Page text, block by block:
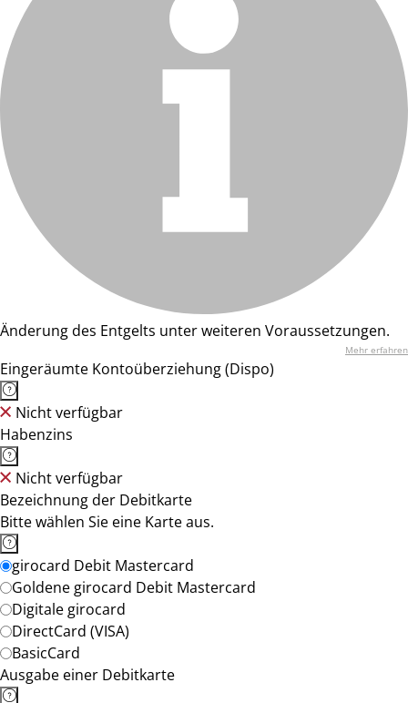
Änderung des Entgelts unter weiteren Voraussetzungen.
Mehr erfahren
Eingeräumte Kontoüberziehung (Dispo)
Nicht verfügbar
Habenzins
Nicht verfügbar
Bezeichnung der Debitkarte
Bitte wählen Sie eine Karte aus.
girocard Debit Mastercard
Goldene girocard Debit Mastercard
Digitale girocard
DirectCard (VISA)
BasicCard
Ausgabe einer Debitkarte